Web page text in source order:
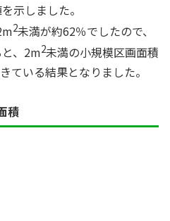
示しました。
2未満が約62％でしたので、
、2m2未満の小規模区画面積
ている結果となりました。
積